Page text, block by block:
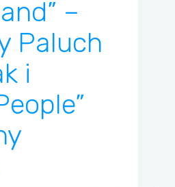
–
Paluch
i